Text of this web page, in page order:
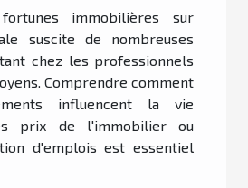
immobilières sur
suscite de nombreuses
chez les professionnels
Comprendre comment
influencent la vie
prix de l'immobilier ou
d'emplois est essentiel